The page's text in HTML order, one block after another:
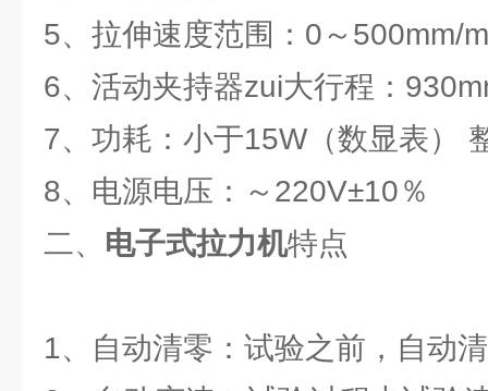
5、拉伸速度范围：0～500mm/
6、活动夹持器zui大行程：
7、功耗：小于15W（数显表）
8、电源电压：～220V±10％
二、 电子式拉力机特点
1、自动清零：试验之前，自动